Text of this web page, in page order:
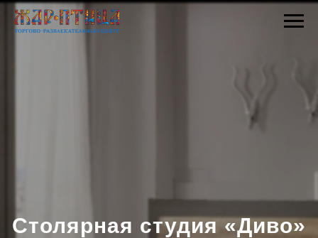
Столярная студия «Диво»